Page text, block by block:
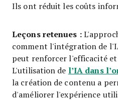
Ils ont réduit les coûts
Leçons retenues :
comment l'intégration de
peut renforcer l'efficacité
L'utilisation de l’IA dans
la création de contenu a
d'améliorer l'expérience